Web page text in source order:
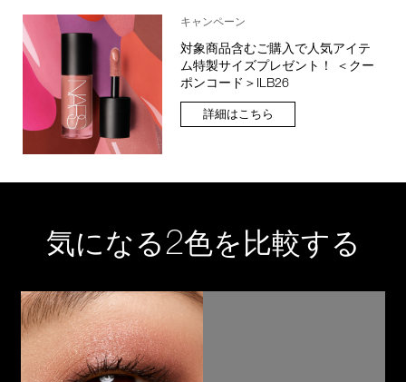
キャンペーン
対象商品含むご購入で人気アイテ
ム特製サイズプレゼント！ ＜クー
ポンコード＞ILB26
詳細はこちら
気になる2色を比較する